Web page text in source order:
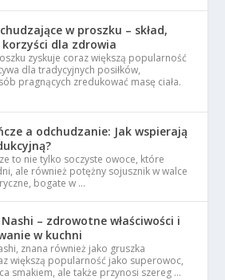
w proszku – skład,
dla zdrowia
zyskuje coraz większą popularność
dla tradycyjnych posiłków,
pragnących zredukować masę ciała.
a odchudzanie: Jak wspierają
to nie tylko soczyste owoce, które
ale również potężny sojusznik w walce
bogate w …
– zdrowotne właściwości i
w kuchni
znana również jako gruszka
większą popularność jako superowoc,
smakiem, ale także przynosi szereg …